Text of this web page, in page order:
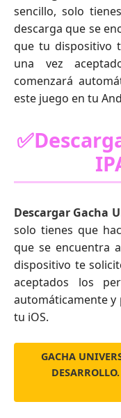
sencillo, solo
descarga que se
que tu dispositivo
una vez
comenzará
este juego en tu
Descargar Gacha
solo tienes que
que se encuentra
dispositivo te
aceptados los
automáticamente
tu iOS.
GACHA